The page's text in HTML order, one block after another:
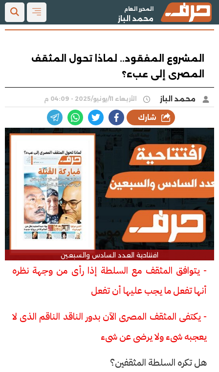
المحرر العام
محمد الباز
المشروع المفقود.. لماذا تحول المثقف
المصرى إلى عبء؟
محمد الباز الأربعاء 11/يونيو/2025 - 04:09 م
شارك
افتتاحية العدد السادس والسبعين
- يتوافق المثقف مع السلطة إذا رأى من وجهة نظره
أنها تفعل ما يجب عليها أن تفعل
- يكتفى المثقف المصرى الآن بدور الناقد الناقم الذى لا
يعجبه شىء ولا يرضى عن شىء
هل تكره السلطة المثقفين؟